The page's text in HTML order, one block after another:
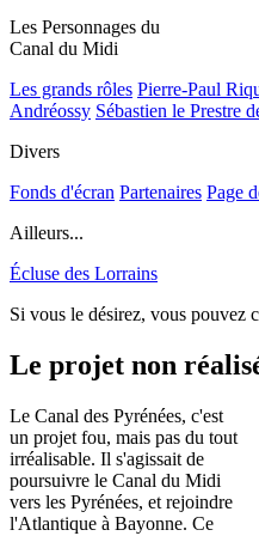
Les Personnages du
Canal du Midi
Les grands rôles Pierre-Paul
Andréossy Sébastien le Prestre
Divers
Fonds d'écran Partenaires Page
Ailleurs...
Écluse des Lorrains
Si vous le désirez, vous pouvez
Le projet non
Le Canal des Pyrénées, c'est
un projet fou, mais pas du tout
irréalisable. Il s'agissait de
poursuivre le Canal du Midi
vers les Pyrénées, et rejoindre
l'Atlantique à Bayonne. Ce